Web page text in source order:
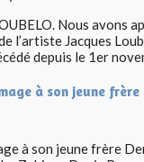
Nous avons
l’artiste Jacques
depuis le 1er
à son jeune frère
à son jeune frère